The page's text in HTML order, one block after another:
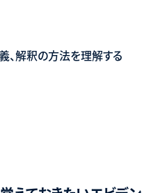
、解釈の方法を理解する